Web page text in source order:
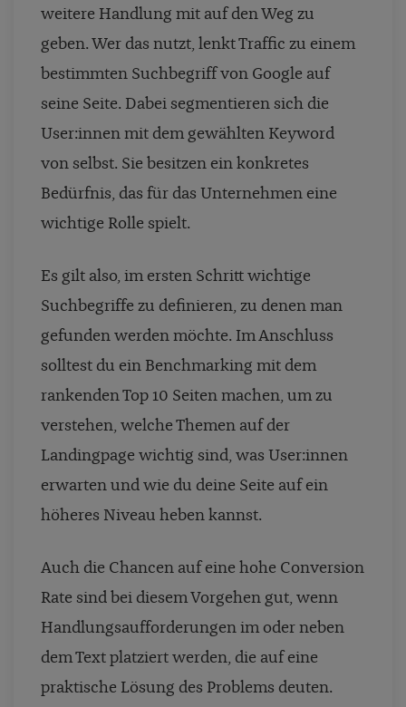
weitere Handlung mit auf den Weg zu
geben. Wer das nutzt, lenkt Traffic zu einem
bestimmten Suchbegriff von Google auf
seine Seite. Dabei segmentieren sich die
User:innen mit dem gewählten Keyword
von selbst. Sie besitzen ein konkretes
Bedürfnis, das für das Unternehmen eine
wichtige Rolle spielt.
Es gilt also, im ersten Schritt wichtige
Suchbegriffe zu definieren, zu denen man
gefunden werden möchte. Im Anschluss
solltest du ein Benchmarking mit dem
rankenden Top 10 Seiten machen, um zu
verstehen, welche Themen auf der
Landingpage wichtig sind, was User:innen
erwarten und wie du deine Seite auf ein
höheres Niveau heben kannst.
Auch die Chancen auf eine hohe Conversion
Rate sind bei diesem Vorgehen gut, wenn
Handlungsaufforderungen im oder neben
dem Text platziert werden, die auf eine
praktische Lösung des Problems deuten.